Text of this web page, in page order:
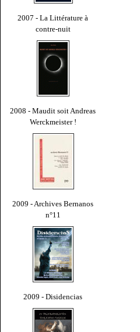
2007 - La Littérature à
contre-nuit
2008 - Maudit soit Andreas
Werckmeister !
2009 - Archives Bernanos
n°11
2009 - Disidencias